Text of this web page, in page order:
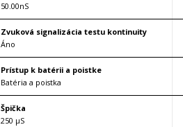
50.00nS
Zvuková signalizácia testu kontinuity
Áno
Prístup k batérii a poistke
Batéria a poistka
Špička
250 μS